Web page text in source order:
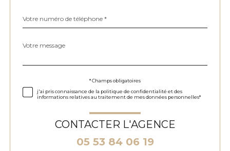
*
Fieldset
Message
*
* Champs obligatoires
j'ai pris connaissance de la politique de confidentialité et des
informations relatives au traitement de mes données personnelles*
CONTACTER L'AGENCE
05 53 84 06 19